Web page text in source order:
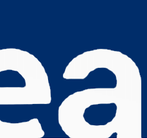
la conformité avec